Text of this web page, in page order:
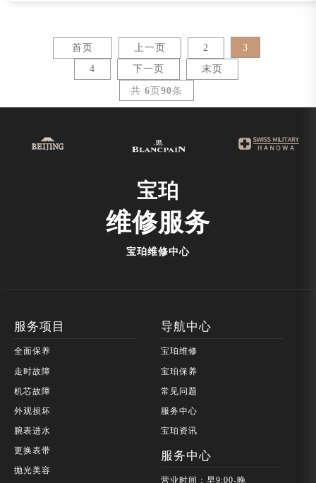
首页 上一页 2 3
4 下一页 末页
共 6页90条
宝珀
维修服务
宝珀维修中心
服务项目
全面保养
走时故障
机芯故障
外观损坏
腕表进水
更换表带
抛光美容
导航中心
宝珀维修
宝珀保养
常见问题
服务中心
宝珀资讯
服务中心
营业时间：早9:00-晚